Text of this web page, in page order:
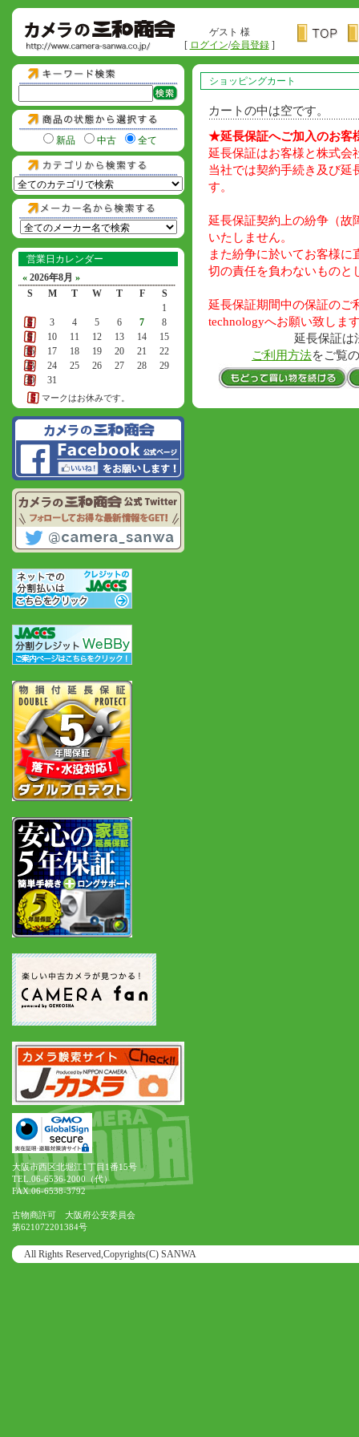
ゲスト 様
[ ログイン/会員登録]
新品 中古 全て
営業日カレンダー
« 2026年8月 »
S
M T W T F
S
1
2
3 4 5 6 7
8
9
10 11 12 13 14
15
16
17 18 19 20 21
22
23
24 25 26 27 28
29
30
31
マークはお休みです。
ショッピングカート
カートの中は空です。
★延長保証へご加入のお客
延長保証はお客様と株式会
当社では契約手続き及び延
す。
延長保証契約上の紛争（故
いたしません。
また紛争に於いてお客様
切の責任を負わないものと
延長保証期間中の保証のご
technologyへお願い致しま
延長保証は
ご利用方法をご覧
大阪市西区北堀江1丁目1番15号
TEL.06-6536-2000（代）
FAX.06-6538-3792
古物商許可 大阪府公安委員会
第621072201384号
All Rights Reserved,Copyrights(C) SANWA